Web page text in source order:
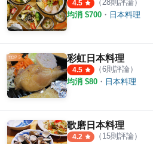
4.5 （28則評論）
均消 $700 ・ 日本料理
彩虹日本料理
4.5 （6則評論）
均消 $80 ・ 日本料理
歌磨日本料理
4.2 （ 15則評論）